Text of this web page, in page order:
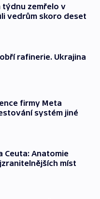
týdnu zemřelo v
vedrům skoro deset
rafinerie. Ukrajina
firmy Meta
systém jiné
Ceuta: Anatomie
míst